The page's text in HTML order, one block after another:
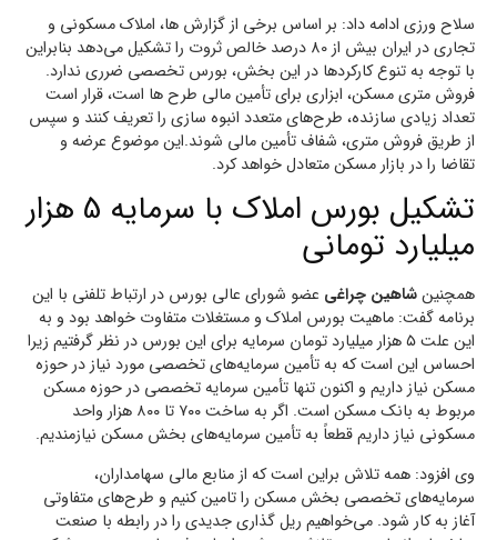
سلاح ورزی ادامه داد: بر اساس برخی از گزارش ها، املاک مسکونی و
تجاری در ایران بیش از 80 درصد خالص ثروت را تشکیل می‌دهد بنابراین
با توجه به تنوع کارکرد‌ها در این بخش، بورس تخصصی ضرری ندارد.
فروش متری مسکن، ابزاری برای تأمین مالی طرح ها است، قرار است
تعداد زیادی سازنده، طرح‌های متعدد انبوه سازی را تعریف کنند و سپس
از طریق فروش متری، شفاف تأمین مالی شوند.این موضوع عرضه و
تقاضا را در بازار مسکن متعادل خواهد کرد.
تشکیل بورس املاک با سرمایه 5 هزار
میلیارد تومانی
همچنینشاهین چراغی عضو شورای عالی بورس در ارتباط تلفنی با این
برنامه گفت: ماهیت بورس املاک و مستغلات متفاوت خواهد بود و به
این علت ۵ هزار میلیارد تومان سرمایه برای این بورس در نظر گرفتیم زیرا
احساس این است که به تأمین سرمایه‌های تخصصی مورد نیاز در حوزه
مسکن نیاز داریم و اکنون تنها تأمین سرمایه تخصصی در حوزه مسکن
مربوط به بانک مسکن است. اگر به ساخت ۷۰۰ تا ۸۰۰ هزار واحد
مسکونی نیاز داریم قطعاً به تأمین سرمایه‌های بخش مسکن نیازمندیم.
وی افزود: همه تلاش براین است که از منابع مالی سهامداران،
سرمایه‌های تخصصی بخش مسکن را تامین کنیم و طرح‌های متفاوتی
آغاز به کار شود. می‌خواهیم ریل گذاری جدیدی را در رابطه با صنعت